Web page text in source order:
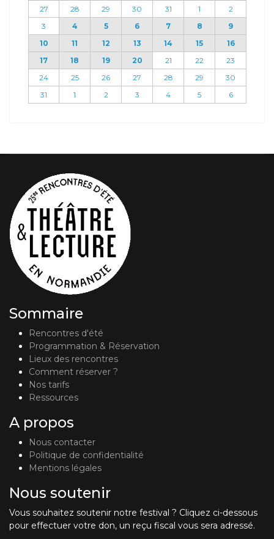
27
28 29 30 31 1
2
3
4 5 6 7 8
9
10
11 12 13 14 15
16
17
18 19 20 21 22
23
24
25 26 27 28 29
30
31
1 2 3 4 5 6
Sommaire
Rencontres d'été
Programmation & Réservation
Lieux des rencontres
Comment réserver ?
Nos tarifs
Ressources
A propos
Nous contacter
Politique de confidentialité
Mentions légales
Nous soutenir
Vous souhaitez soutenir notre festival ? Cliquez ci-dessous
pour effectuer votre don, un reçu fiscal vous sera adressé.